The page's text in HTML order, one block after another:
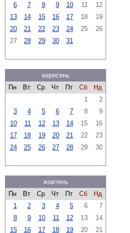
6
7 8 9 10 11
12
13
14 15 16 17 18
19
20
21 22 23 24 25
26
27
28 29 30 31
вересень
Пн
Вт Ср Чт Пт Сб
Нд
1
2
3
4 5 6 7 8
9
10
11 12 13 14 15
16
17
18 19 20 21 22
23
24
25 26 27 28 29 30
жовтень
Пн
Вт Ср Чт Пт Сб
Нд
1
2 3 4 5 6
7
8
9 10 11 12 13
14
15
16 17 18 19 20 21